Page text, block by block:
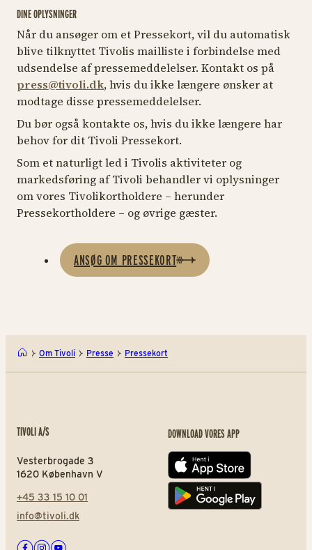
DINE OPLYSNINGER
Når du ansøger om et Pressekort, vil du automatisk
blive tilknyttet Tivolis mailliste i forbindelse med
udsendelse af pressemeddelelser. Kontakt os på
press@tivoli.dk, hvis du ikke længere ønsker at
modtage disse pressemeddelelser.
Du bør også kontakte os, hvis du ikke længere har
behov for dit Tivoli Pressekort.
Som et naturligt led i Tivolis aktiviteter og
markedsføring af Tivoli behandler vi oplysninger
om vores Tivolikortholdere – herunder
Pressekortholdere – og øvrige gæster.
ANSØG OM PRESSEKORT
Om Tivoli Presse Pressekort
TIVOLI A/S
Vesterbrogade 3
1620 København V
+45 33 15 10 01
info@tivoli.dk
DOWNLOAD VORES APP
App store
Play store